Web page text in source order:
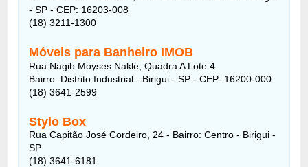
- SP - CEP: 16203-008
(18) 3211-1300
Móveis para Banheiro IMOB
Rua Nagib Moyses Nakle, Quadra A Lote 4
Bairro: Distrito Industrial - Birigui - SP - CEP: 16200-000
(18) 3641-2599
Stylo Box
Rua Capitão José Cordeiro, 24 - Bairro: Centro - Birigui -
SP
(18) 3641-6181